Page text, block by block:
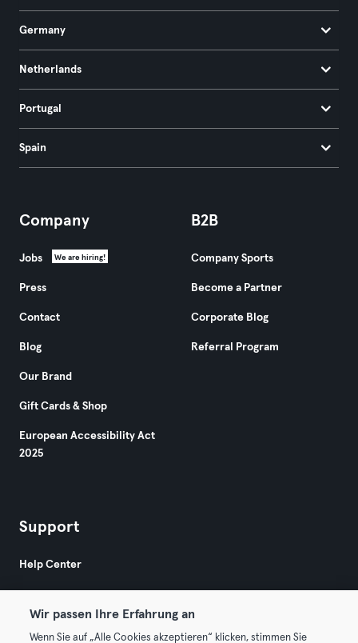
Germany
Netherlands
Portugal
Spain
Company
Jobs We are hiring!
Press
Contact
Blog
Our Brand
Gift Cards & Shop
European Accessibility Act
2025
B2B
Company Sports
Become a Partner
Corporate Blog
Referral Program
Support
Help Center
Wir passen Ihre Erfahrung an
Wenn Sie auf „Alle Cookies akzeptieren“ klicken, stimmen Sie